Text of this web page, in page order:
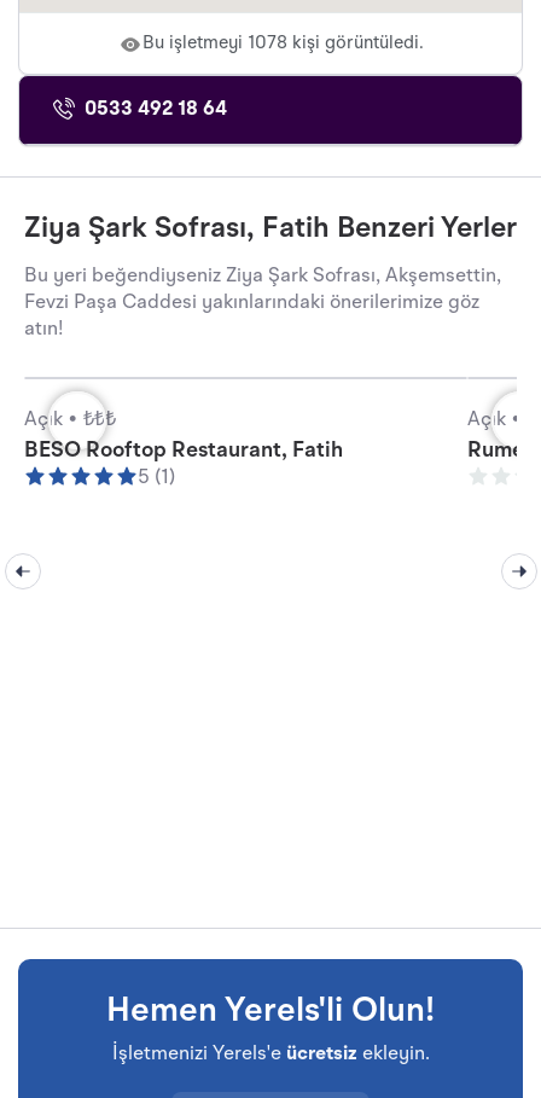
Bu işletmeyi 1078 kişi görüntüledi.
0533 492 18 64
Ziya Şark Sofrası, Fatih Benzeri Yerler
Bu yeri beğendiyseniz Ziya Şark Sofrası, Akşemsettin,
Fevzi Paşa Caddesi yakınlarındaki önerilerimize göz
atın!
Açık • ₺₺₺
BESO Rooftop Restaurant, Fatih
5 (1)
Açık •
Hemen Yerels'li Olun!
İşletmenizi Yerels'e ücretsiz ekleyin.